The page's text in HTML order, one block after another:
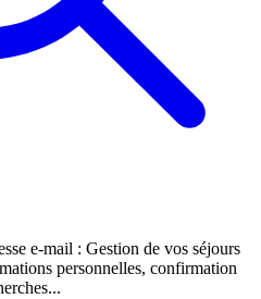
e-mail : Gestion de vos séjours
personnelles, confirmation